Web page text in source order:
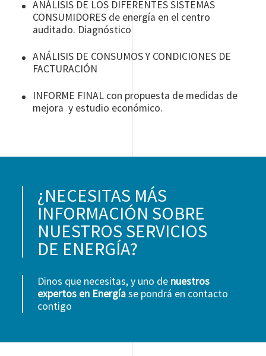
ANÁLISIS DE LOS DIFERENTES SISTEMAS
CONSUMIDORES de energía en el centro
auditado. Diagnóstico
ANÁLISIS DE CONSUMOS Y CONDICIONES DE
FACTURACIÓN
INFORME FINAL con propuesta de medidas de
mejora y estudio económico.
¿NECESITAS MÁS
INFORMACIÓN SOBRE
NUESTROS SERVICIOS
DE ENERGÍA?
Dinos que necesitas, y uno de nuestros
expertos en Energíase pondrá en contacto
contigo